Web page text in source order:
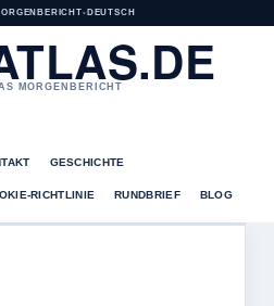
• DEUTSCH
MORGENBERICHT
GESCHICHTE
RICHTLINIE RUNDBRIEF BLOG